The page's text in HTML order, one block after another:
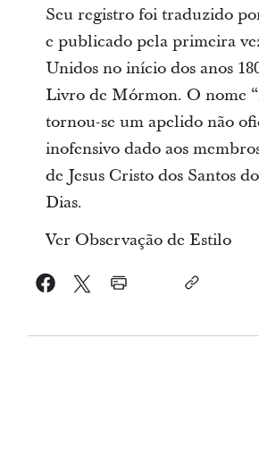
Seu registro foi traduzido
e publicado pela primeira
Unidos no início dos anos
Livro de Mórmon. O nome
tornou-se um apelido não
inofensivo dado aos
de Jesus Cristo dos Santos
Dias.
Ver Observação de Estilo